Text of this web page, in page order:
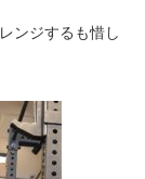
ンジするも惜し